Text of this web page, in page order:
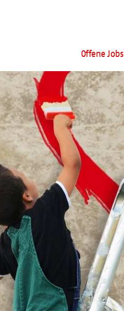
Offene Jobs